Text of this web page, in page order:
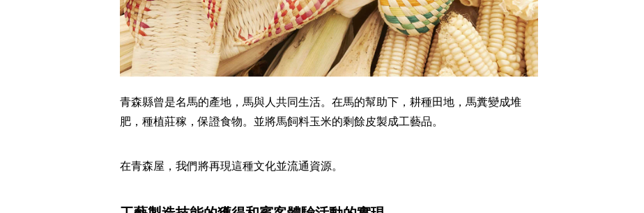
青森縣曾是名馬的產地，馬與人共同生活。在馬的幫助下，耕種田地，馬糞變成堆
肥，種植莊稼，保證食物。並將馬飼料玉米的剩餘皮製成工藝品。
在青森屋，我們將再現這種文化並流通資源。